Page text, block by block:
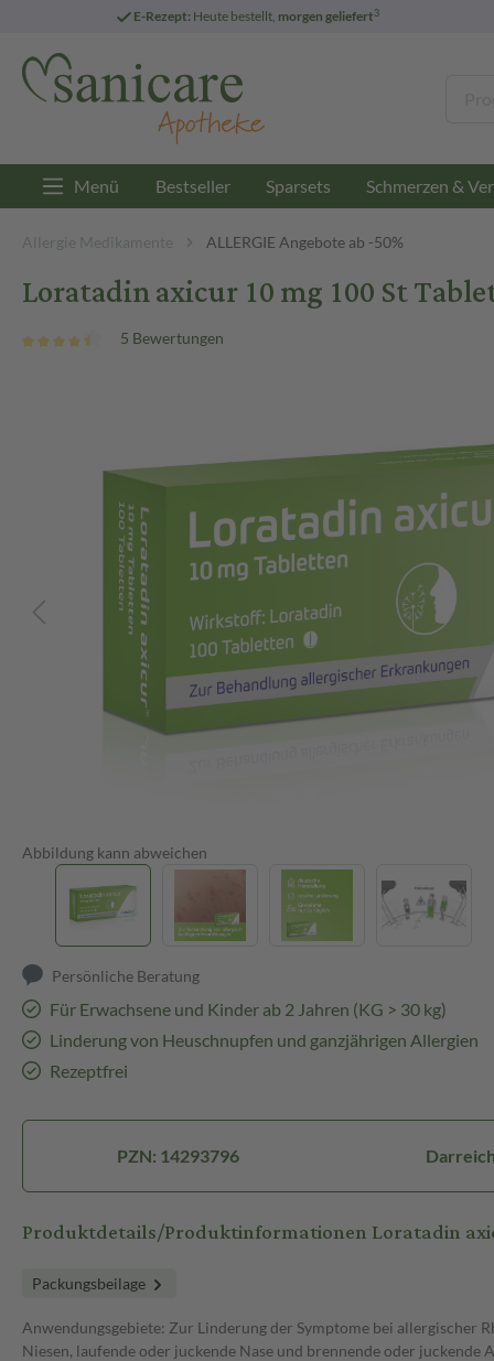
E-Rezept: Heute bestellt, morgen geliefert3
Menü Bestseller Sparsets Schmerzen &
Allergie Medikamente ALLERGIE Angebote ab -50%
Loratadin axicur 10 mg 100 St
5 Bewertungen
Abbildung kann abweichen
Persönliche Beratung
Für Erwachsene und Kinder ab 2 Jahren (KG > 30 kg)
Linderung von Heuschnupfen und ganzjährigen Allergien
Rezeptfrei
PZN: 14293796
Produktdetails/Produktinformationen Loratadin
Packungsbeilage
Anwendungsgebiete: Zur Linderung der Symptome bei allergischer
Niesen, laufende oder juckende Nase und brennende oder juckende